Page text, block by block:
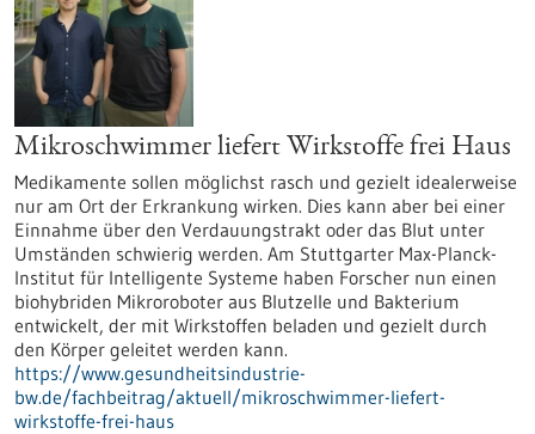
Mikroschwimmer liefert Wirkstoffe frei Haus
Medikamente sollen möglichst rasch und gezielt idealerweise
nur am Ort der Erkrankung wirken. Dies kann aber bei einer
Einnahme über den Verdauungstrakt oder das Blut unter
Umständen schwierig werden. Am Stuttgarter Max-Planck-
Institut für Intelligente Systeme haben Forscher nun einen
biohybriden Mikroroboter aus Blutzelle und Bakterium
entwickelt, der mit Wirkstoffen beladen und gezielt durch
den Körper geleitet werden kann.
https://www.gesundheitsindustrie-
bw.de/fachbeitrag/aktuell/mikroschwimmer-liefert-
wirkstoffe-frei-haus